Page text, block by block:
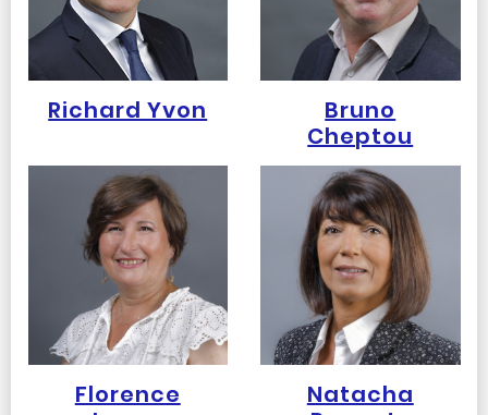
Richard Yvon
Bruno
Cheptou
Florence
Natacha